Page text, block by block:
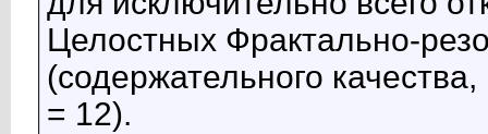
Целостных Фрактально-
(содержательного
= 12).